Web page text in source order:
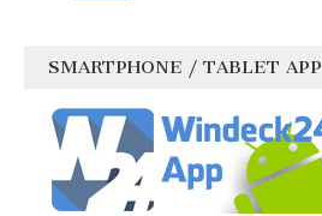
SMARTPHONE / TABLET APP